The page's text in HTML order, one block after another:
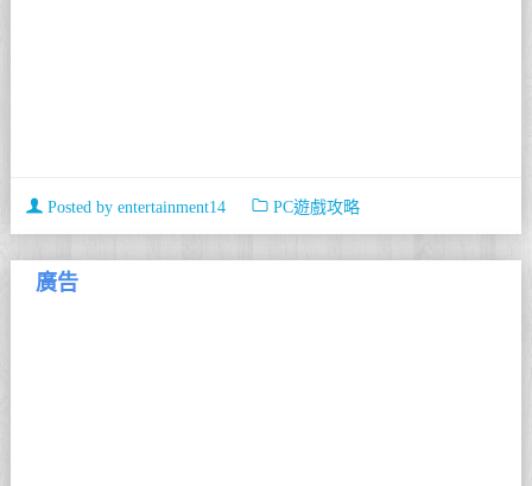
Posted by entertainment14 PC遊戲攻略
廣告